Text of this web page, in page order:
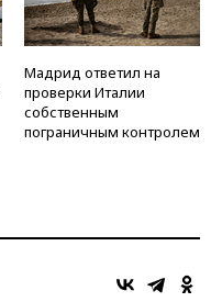
Мадрид ответил на
проверки Италии
собственным
пограничным контролем